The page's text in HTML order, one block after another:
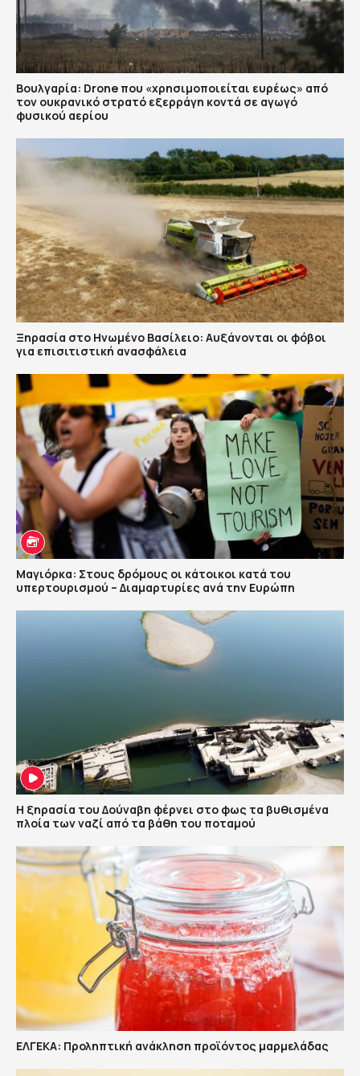
Βουλγαρία: Drone που «χρησιμοποιείται ευρέως» από
τον ουκρανικό στρατό εξερράγη κοντά σε αγωγό
φυσικού αερίου
Ξηρασία στο Ηνωμένο Βασίλειο: Αυξάνονται οι φόβοι
για επισιτιστική ανασφάλεια
Μαγιόρκα: Στους δρόμους οι κάτοικοι κατά του
υπερτουρισμού – Διαμαρτυρίες ανά την Ευρώπη
Η ξηρασία του Δούναβη φέρνει στο φως τα βυθισμένα
πλοία των ναζί από τα βάθη του ποταμού
ΕΛΓΕΚΑ: Προληπτική ανάκληση προϊόντος μαρμελάδας